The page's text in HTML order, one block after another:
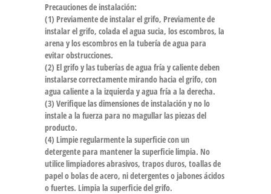
Precauciones de instalación:
(1) Previamente de instalar el grifo, Previamente de
instalar el grifo, colada el agua sucia, los escombros, la
arena y los escombros en la tubería de agua para
evitar obstrucciones.
(2) El grifo y las tuberías de agua fría y caliente deben
instalarse correctamente mirando hacia el grifo, con
agua caliente a la izquierda y agua fría a la derecha.
(3) Verifique las dimensiones de instalación y no lo
instale a la fuerza para no magullar las piezas del
producto.
(4) Limpie regularmente la superficie con un
detergente para mantener la superficie limpia. No
utilice limpiadores abrasivos, trapos duros, toallas de
papel o bolas de acero, ni detergentes o jabones ácidos
o fuertes. Limpia la superficie del grifo.